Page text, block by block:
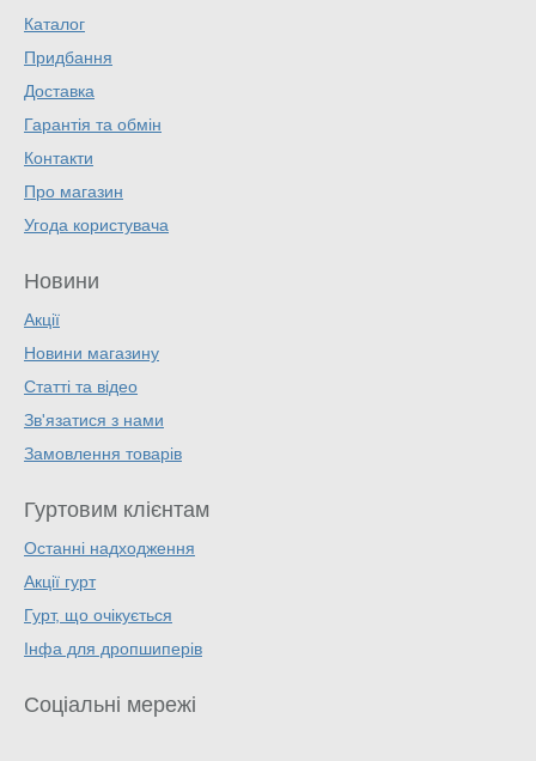
Каталог
Придбання
Доставка
Гарантія та обмін
Контакти
Про магазин
Угода користувача
Новини
Акції
Новини магазину
Статті та відео
Зв'язатися з нами
Замовлення товарів
Гуртовим клієнтам
Останні надходження
Акції гурт
Гурт, що очікується
Інфа для дропшиперів
Соціальні мережі